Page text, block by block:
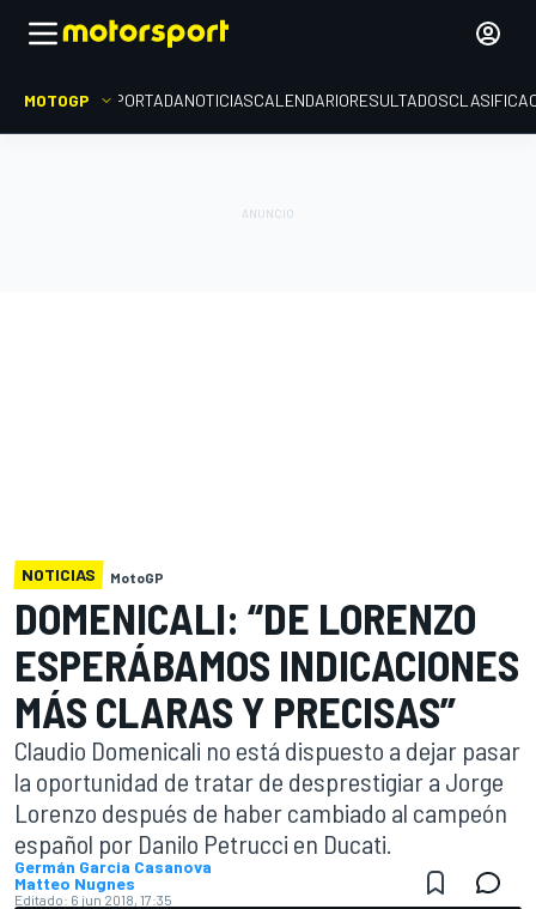
MOTOGP PORTADANOTICIASCALENDARIORESULTADOS
NOTICIAS MotoGP
DOMENICALI: “DE LORENZO
ESPERÁBAMOS INDICACIONES
MÁS CLARAS Y PRECISAS”
Claudio Domenicali no está dispuesto a dejar pasar
la oportunidad de tratar de desprestigiar a Jorge
Lorenzo después de haber cambiado al campeón
español por Danilo Petrucci en Ducati.
Germán Garcia Casanova
Matteo Nugnes
Editado: 6 jun 2018, 17:35